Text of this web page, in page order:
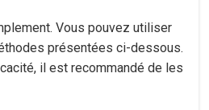
Vous pouvez utiliser
présentées ci-dessous.
il est recommandé de les